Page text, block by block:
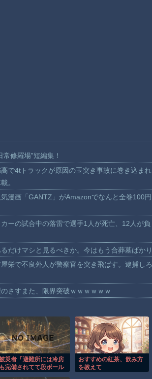
常修羅場”短編集！
高で4tトラックが原因の玉突き事故に巻き込まれ
。
気漫画「GANTZ」がAmazonでなんと全巻100円
カーの試合中の落雷で選手1人が死亡、12人が負
だけマシと見るべきか。今はもう合葬墓ばかり
屋栄で不良外人が警察官を突き飛ばす。逮捕しろ
のさすまた、限界突破ｗｗｗｗｗｗ
れる。
コのインフルエンサー、ライブ配信中に襲撃さ
頑なに「はだしのゲンコラボ喫茶」をやらない
災者「避難所には冷房
も完備されてて段ボール
おすすめの紅茶、飲み方
を教えて